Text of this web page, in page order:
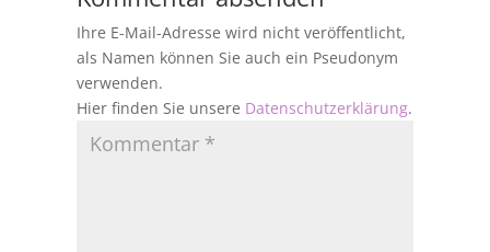
Ihre E-Mail-Adresse wird nicht veröffentlicht,
als Namen können Sie auch ein Pseudonym
verwenden.
Hier finden Sie unsere Datenschutzerklärung.